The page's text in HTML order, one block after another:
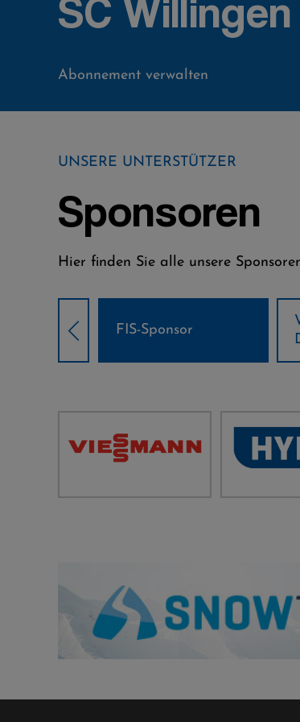
SC
Abonnement verwalten
UNSERE UNTERSTÜTZER
Sponsoren
Hier finden Sie alle unsere
Weltcup-Sponsoren
Damen